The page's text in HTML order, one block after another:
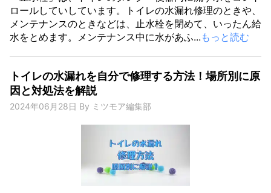
ロールしていしています。トイレの水漏れ修理のときや、
メンテナンスのときなどは、止水栓を閉めて、いったん給
水をとめます。メンテナンス中に水があふ... もっと読む
トイレの水漏れを自分で修理する方法！場所別に原
因と対処法を解説
2024年06月28日 By ミツモア編集部